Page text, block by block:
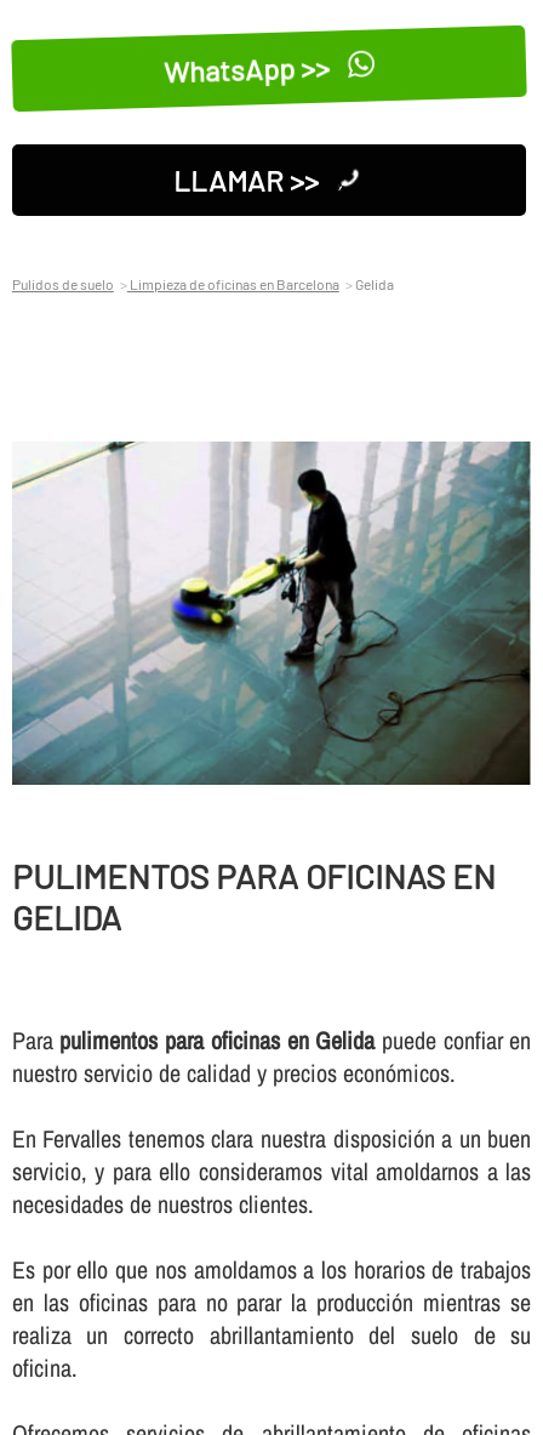
WhatsApp >>
LLAMAR >>
Pulidos de suelo Limpieza de oficinas en Barcelona Gelida
PULIMENTOS PARA OFICINAS EN
GELIDA
Para pulimentos para oficinas en Gelidapuede confiar en
nuestro servicio de calidad y precios económicos.
En Fervalles tenemos clara nuestra disposición a un buen
servicio, y para ello consideramos vital amoldarnos a las
necesidades de nuestros clientes.
Es por ello que nos amoldamos a los horarios de trabajos
en las oficinas para no parar la producción mientras se
realiza un correcto abrillantamiento del suelo de su
oficina.